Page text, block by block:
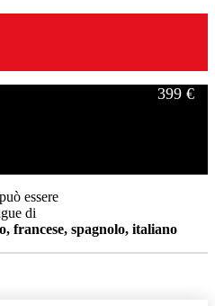
399 €
essere
di
francese, spagnolo, italiano